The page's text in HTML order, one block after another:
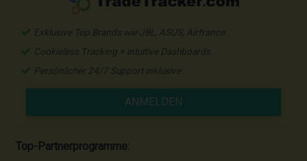
Exklusive Top Brands wie JBL, ASUS, Airfrance
Cookieless Tracking + intuitive Dashboards
Persönlicher 24/7 Support inklusive
ANMELDEN
Top-Partnerprogramme: